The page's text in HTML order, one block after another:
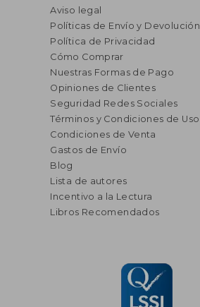
Aviso legal
Políticas de Envío y Devolución
Política de Privacidad
Cómo Comprar
Nuestras Formas de Pago
Opiniones de Clientes
Seguridad Redes Sociales
Términos y Condiciones de Uso
Condiciones de Venta
Gastos de Envío
Blog
Lista de autores
Incentivo a la Lectura
Libros Recomendados